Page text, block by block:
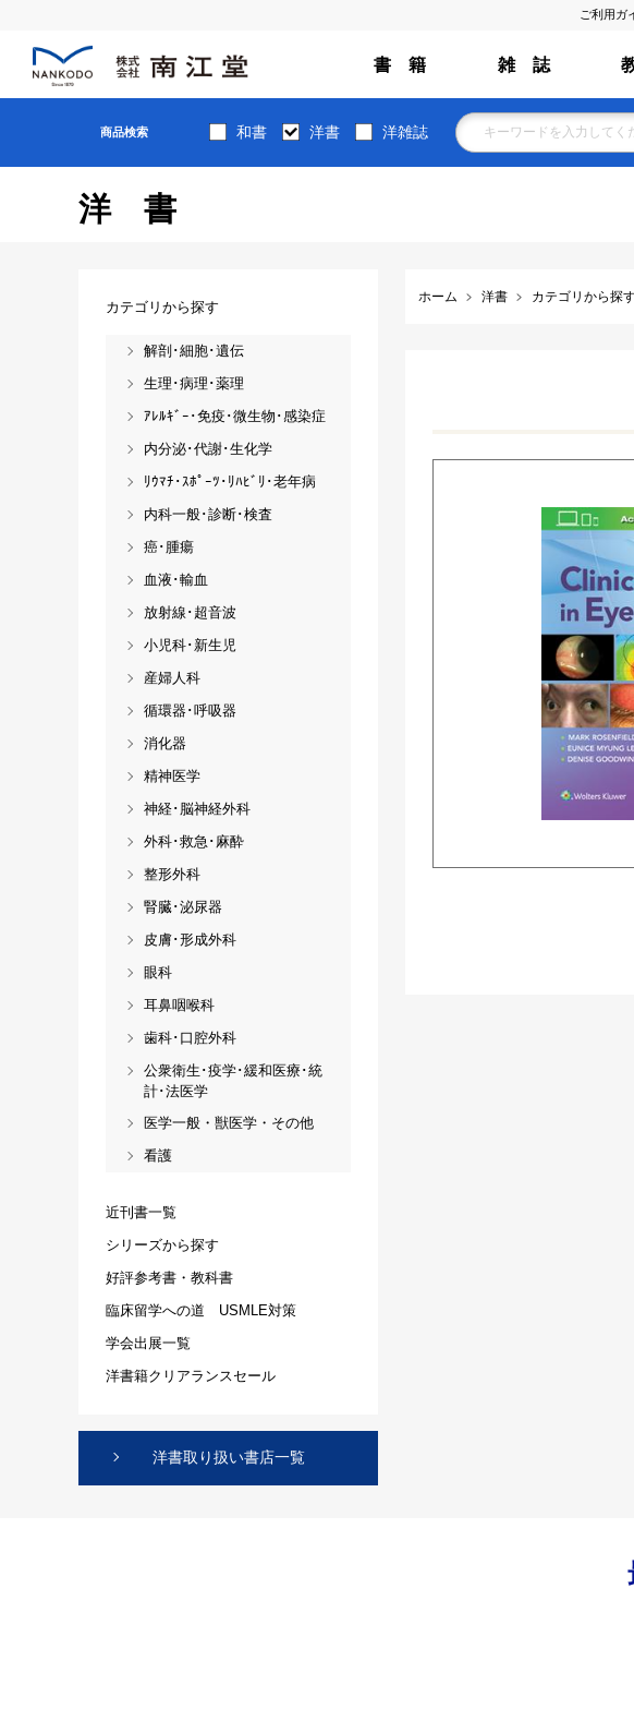
ご利用ガ
書 籍 雑 誌
商品検索 和書 洋書 洋雑誌
洋書
ホーム 洋書 カテゴリから探
カテゴリから探す
解剖･細胞･遺伝
生理･病理･薬理
ｱﾚﾙｷﾞｰ･免疫･微生物･感染症
内分泌･代謝･生化学
ﾘｳﾏﾁ･ｽﾎﾟｰﾂ･ﾘﾊﾋﾞﾘ･老年病
内科一般･診断･検査
癌･腫瘍
血液･輸血
放射線･超音波
小児科･新生児
産婦人科
循環器･呼吸器
消化器
精神医学
神経･脳神経外科
外科･救急･麻酔
整形外科
腎臓･泌尿器
皮膚･形成外科
眼科
耳鼻咽喉科
歯科･口腔外科
公衆衛生･疫学･緩和医療･統
計･法医学
医学一般・獣医学・その他
看護
近刊書一覧
シリーズから探す
好評参考書・教科書
臨床留学への道 USMLE対策
学会出展一覧
洋書籍クリアランスセール
洋書取り扱い書店一覧